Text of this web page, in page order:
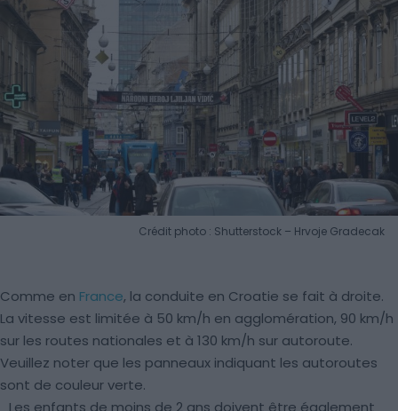
Crédit photo : Shutterstock – Hrvoje Gradecak
Comme en France, la conduite en Croatie se fait à droite.
La vitesse est limitée à 50 km/h en agglomération, 90 km/h
sur les routes nationales et à 130 km/h sur autoroute.
Veuillez noter que les panneaux indiquant les autoroutes
sont de couleur verte.